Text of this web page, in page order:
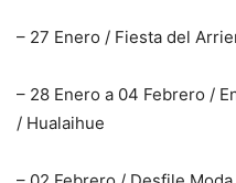
– 27 Enero / Fiesta del
– 28 Enero a 04 Febrero /
/ Hualaihue